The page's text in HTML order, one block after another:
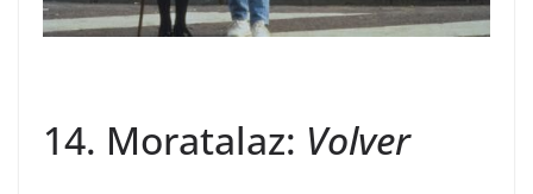
14. Moratalaz: Volver